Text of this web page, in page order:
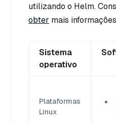
utilizando o Helm.
obter mais
Sistema
operativo
Plataformas
Linux